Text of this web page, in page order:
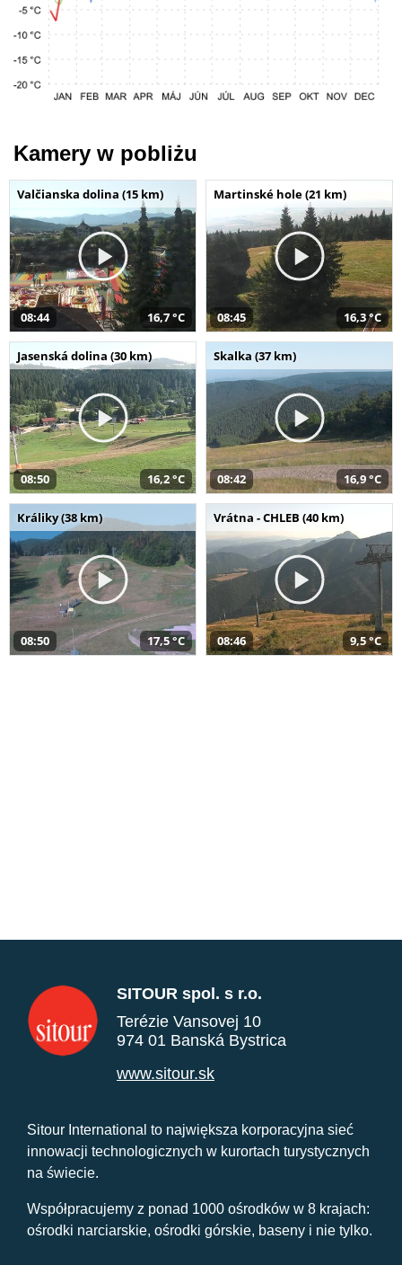
Kamery w pobliżu
Valčianska dolina (15 km)
08:44 16,7 °C
Martinské hole (21 km)
08:45 16,3 °C
Jasenská dolina (30 km)
08:50 16,2 °C
Skalka (37 km)
08:42 16,9 °C
Králiky (38 km)
08:50 17,5 °C
Vrátna - CHLEB (40 km)
08:46 9,5 °C
SITOUR spol. s r.o.
Terézie Vansovej 10
974 01 Banská Bystrica
www.sitour.sk
Sitour International to największa korporacyjna sieć
innowacji technologicznych w kurortach turystycznych
na świecie.
Współpracujemy z ponad 1000 ośrodków w 8 krajach:
ośrodki narciarskie, ośrodki górskie, baseny i nie tylko.